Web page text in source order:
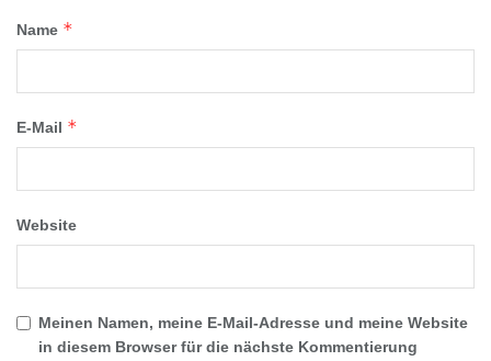
Name *
E-Mail *
Website
Meinen Namen, meine E-Mail-Adresse und meine Website
in diesem Browser für die nächste Kommentierung